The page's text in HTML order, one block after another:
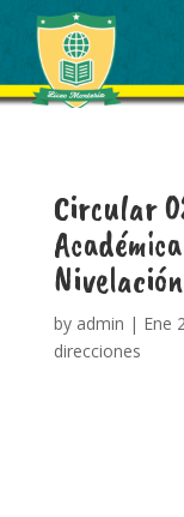
Circular
by admin | Ene
direcciones